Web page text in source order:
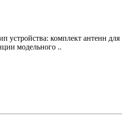
устройства: комплект антенн для
модельного ..